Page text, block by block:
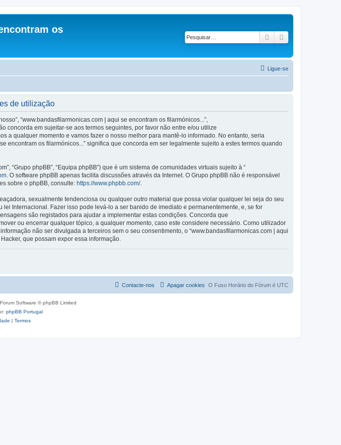
os
Pesquisar
Ligue-se
de utilização
“www.bandasfilarmonicas.com | aqui se encontram os filarmónicos...”,
concorda em sujeitar-se aos termos seguintes, por favor não entre e/ou utilize
a qualquer momento e vamos fazer o nosso melhor para mantê-lo informado. No entanto, seria
encontram os filarmónicos...” significa que concorda em ser legalmente sujeito a estes termos quando
“Grupo phpBB”, “Equipa phpBB”) que é um sistema de comunidades virtuais sujeito à “
. O software phpBB apenas facilita discussões através da Internet. O Grupo phpBB não é responsável
sobre o phpBB, consulte: https://www.phpbb.com/.
sexualmente tendenciosa ou qualquer outro material que possa violar qualquer lei seja do seu
Internacional. Fazer isso pode levá-lo a ser banido de imediato e permanentemente, e, se for
são registados para ajudar a implementar estas condições. Concorda que
ou encerrar qualquer tópico, a qualquer momento, caso este considere necessário. Como utilizador
não ser divulgada a terceiros sem o seu consentimento, o “www.bandasfilarmonicas.com | aqui
que possam expor essa informação.
O Fuso Horário do Fórum é UTC
Apagar cookies
Contacte-nos
Software © phpBB Limited
phpBB Portugal
| Termos